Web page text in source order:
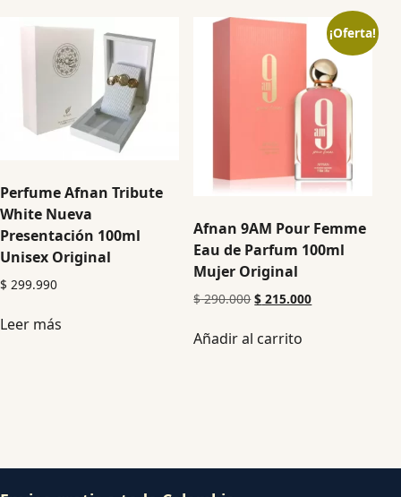
Perfume Afnan Tribute
White Nueva
Presentación 100ml
Unisex Original
$ 299.990
Leer más
¡Oferta!
Afnan 9AM Pour Femme
Eau de Parfum 100ml
Mujer Original
$290.000 $ 215.000
Añadir al carrito